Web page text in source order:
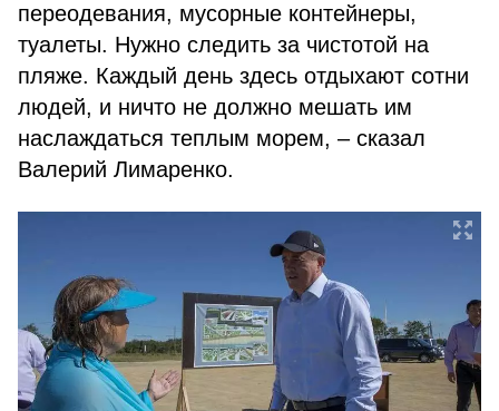
переодевания, мусорные контейнеры,
туалеты. Нужно следить за чистотой на
пляже. Каждый день здесь отдыхают сотни
людей, и ничто не должно мешать им
наслаждаться теплым морем, – сказал
Валерий Лимаренко.